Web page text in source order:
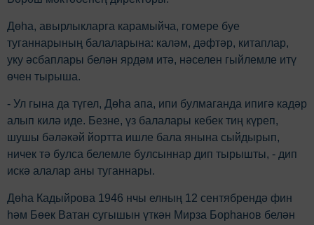
Дөһа, авырлыкларга карамыйча, гомере буе
туганнарының балаларына: каләм, дәфтәр, китаплар,
уку әсбаплары белән ярдәм итә, нәселен гыйлемле итү
өчен тырыша.
- Ул гына да түгел, Дөһа апа, ипи булмаганда ипигә кадәр
алып килә иде. Безне, үз балалары кебек тиң күреп,
шушы бәләкәй йортта ишле бала янына сыйдырып,
ничек тә булса белемле булсыннар дип тырышты, - дип
искә алалар аны туганнары.
Дөһа Кадыйрова 1946 нчы елның 12 сентябрендә фин
hәм Бөек Ватан сугышын үткән Мирза Борhанов белән